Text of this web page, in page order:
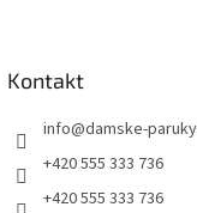
Kontakt
info@damske-
+420 555 333 736
+420 555 333 736